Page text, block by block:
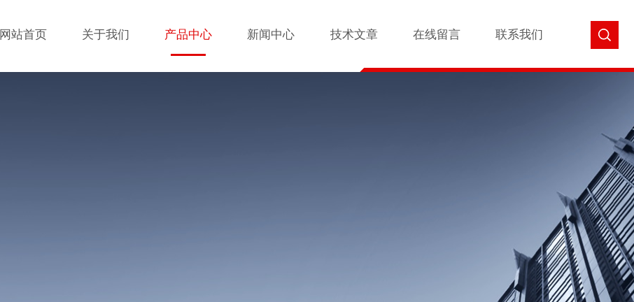
网站首页 关于我们 产品中心 新闻中心 技术文章 在线留言 联系我们